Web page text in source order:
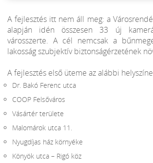
A fejlesztés itt nem áll meg: a
alapján idén összesen 33 új
városszerte. A cél nemcsak a
lakosság szubjektív biztonságérzetének
A fejlesztés első üteme az alábbi
Dr. Bakó Ferenc utca
COOP Felsőváros
Vásártér területe
Malomárok utca 11.
Nyugdíjas ház környéke
Könyök utca – Rigó köz